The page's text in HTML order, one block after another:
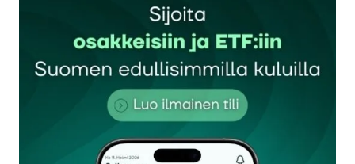
Sähköpostiosoitettasi ei julkaista.Pakolliset
kentät on merkitty*
Kommentti*